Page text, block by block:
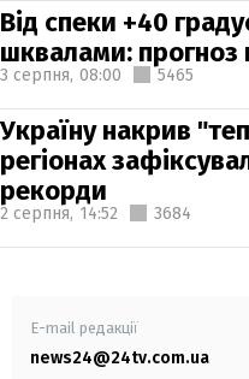
Від спеки +40
шквалами: прогноз
3 серпня, 08:00 5465
Україну накрив
регіонах
рекорди
2 серпня, 14:52 3684
E-mail редакції
news24@24tv.com.ua